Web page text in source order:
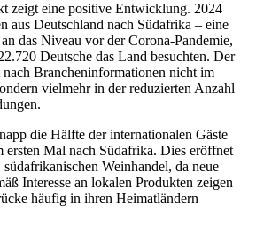
zeigt eine positive Entwicklung. 2024
aus Deutschland nach Südafrika – eine
das Niveau vor der Corona-Pandemie,
Deutsche das Land besuchten. Der
Brancheninformationen nicht im
vielmehr in der reduzierten Anzahl
die Hälfte der internationalen Gäste
ersten Mal nach Südafrika. Dies eröffnet
Weinhandel, da neue
Interesse an lokalen Produkten zeigen
häufig in ihren Heimatländern